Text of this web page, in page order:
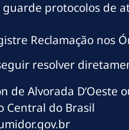
guarde protocolos de
Reclamação nos
resolver
de Alvorada D’Oeste
Central do Brasil